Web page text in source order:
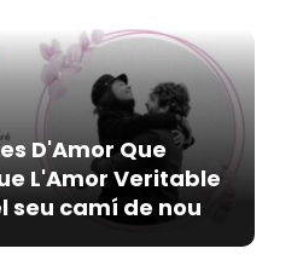
D'Amor Que
L'Amor Veritable
seu camí de nou